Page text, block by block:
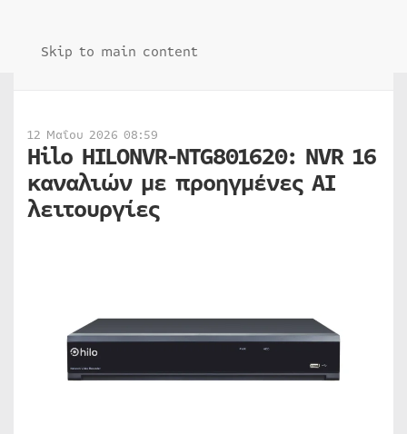
Skip to main content
12 Μαΐου 2026 08:59
Hilo HILONVR-NTG801620: NVR 16
καναλιών με προηγμένες AI
λειτουργίες